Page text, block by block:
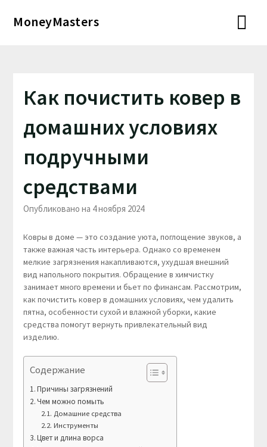
MoneyMasters
Как почистить ковер в
домашних условиях
подручными
средствами
Опубликовано на 4 ноября 2024
Ковры в доме — это создание уюта, поглощение звуков, а
также важная часть интерьера. Однако со временем
мелкие загрязнения накапливаются, ухудшая внешний
вид напольного покрытия. Обращение в химчистку
занимает много времени и бьет по финансам. Рассмотрим,
как почистить ковер в домашних условиях, чем удалить
пятна, особенности сухой и влажной уборки, какие
средства помогут вернуть привлекательный вид
изделию.
Содержание
Причины загрязнений
Чем можно помыть
Домашние средства
Инструменты
Цвет и длина ворса